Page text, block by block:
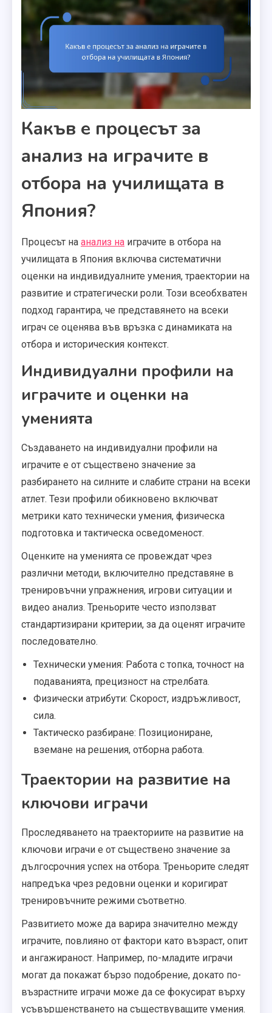
Какъв е процесът за
анализ на играчите в
отбора на училищата в
Япония?
Процесът на анализ на играчите в отбора на
училищата в Япония включва систематични
оценки на индивидуалните умения, траектории на
развитие и стратегически роли. Този всеобхватен
подход гарантира, че представянето на всеки
играч се оценява във връзка с динамиката на
отбора и историческия контекст.
Индивидуални профили на
играчите и оценки на
уменията
Създаването на индивидуални профили на
играчите е от съществено значение за
разбирането на силните и слабите страни на всеки
атлет. Тези профили обикновено включват
метрики като технически умения, физическа
подготовка и тактическа осведоменост.
Оценките на уменията се провеждат чрез
различни методи, включително представяне в
тренировъчни упражнения, игрови ситуации и
видео анализ. Треньорите често използват
стандартизирани критерии, за да оценят играчите
последователно.
Технически умения: Работа с топка, точност на
подаванията, прецизност на стрелбата.
Физически атрибути: Скорост, издръжливост,
сила.
Тактическо разбиране: Позициониране,
вземане на решения, отборна работа.
Траектории на развитие на
ключови играчи
Проследяването на траекториите на развитие на
ключови играчи е от съществено значение за
дългосрочния успех на отбора. Треньорите следят
напредъка чрез редовни оценки и коригират
тренировъчните режими съответно.
Развитието може да варира значително между
играчите, повлияно от фактори като възраст, опит
и ангажираност. Например, по-младите играчи
могат да покажат бързо подобрение, докато по-
възрастните играчи може да се фокусират върху
усъвършенстването на съществуващите умения.